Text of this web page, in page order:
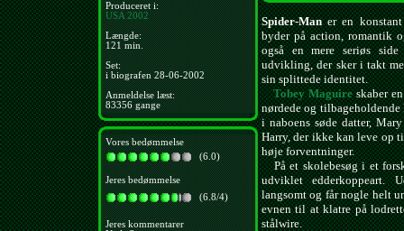
Produceret i:
USA 2002
Længde:
121 min.
Set:
i biografen 28-06-2002
Anmeldelse læst:
83356 gange
Vores bedømmelse
(6.0)
Jeres bedømmelse
(6.8/4)
Jeres kommentarer
Spider-Maner en konstant
byder på action, romantik
også en mere seriøs
udvikling, der sker i takt
sin splittede identitet.
Tobey Maguireskaber
nørdede og
i naboens søde datter,
Harry, der ikke kan leve op
høje forventninger.
På et skolebesøg i et
udviklet edderkoppeart.
langsomt og får nogle helt
evnen til at klatre på
stålwire.